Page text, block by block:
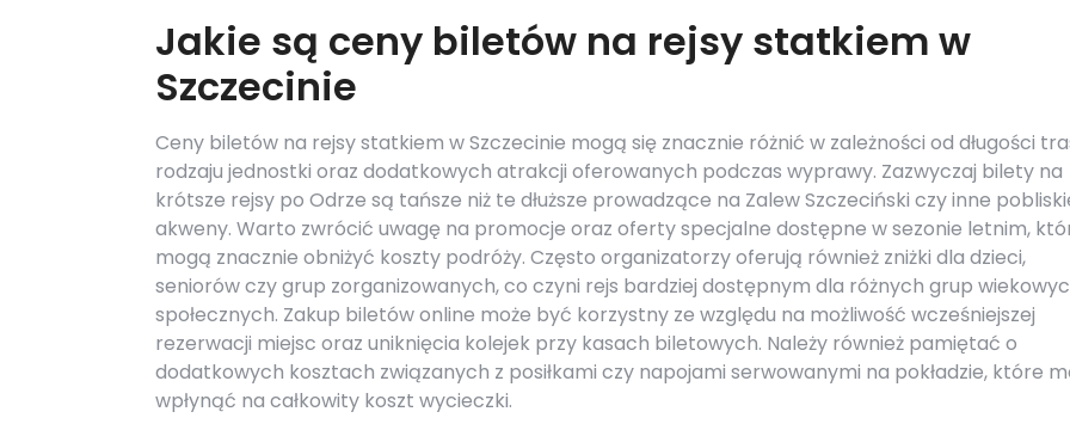
Jakie są ceny biletów na rejsy statkiem w
Szczecinie
Ceny biletów na rejsy statkiem w Szczecinie mogą się znacznie różnić w zależności od długości
rodzaju jednostki oraz dodatkowych atrakcji oferowanych podczas wyprawy. Zazwyczaj bilety na
krótsze rejsy po Odrze są tańsze niż te dłuższe prowadzące na Zalew Szczeciński czy inne
akweny. Warto zwrócić uwagę na promocje oraz oferty specjalne dostępne w sezonie letnim,
mogą znacznie obniżyć koszty podróży. Często organizatorzy oferują również zniżki dla dzieci,
seniorów czy grup zorganizowanych, co czyni rejs bardziej dostępnym dla różnych grup
społecznych. Zakup biletów online może być korzystny ze względu na możliwość wcześniejszej
rezerwacji miejsc oraz uniknięcia kolejek przy kasach biletowych. Należy również pamiętać o
dodatkowych kosztach związanych z posiłkami czy napojami serwowanymi na pokładzie, które
wpłynąć na całkowity koszt wycieczki.